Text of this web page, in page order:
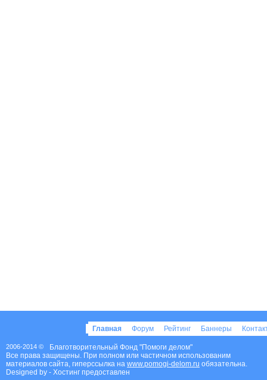
Главная Форум Рейтинг Баннеры
2006-2014 ©
Благотворительный Фонд "Помоги делом"
Все права защищены. При полном или частичном использованим
материалов сайта, гиперссылка на www.pomogi-delom.ru обязательна.
Designed by - Хостинг предоставлен